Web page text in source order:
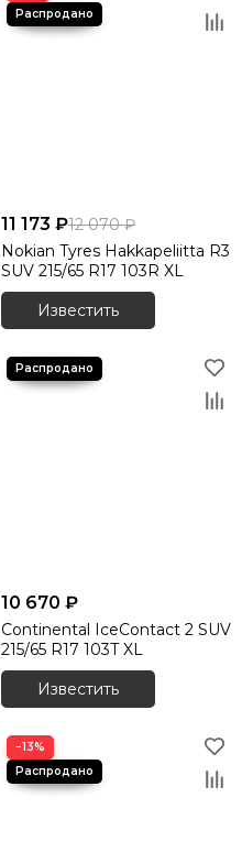
11 173 ₽12 070 ₽
Nokian Tyres Hakkapeliitta R3
SUV 215/65 R17 103R XL
Известить
10 670 ₽
Continental IceContact 2 SUV
215/65 R17 103T XL
Известить
−13%